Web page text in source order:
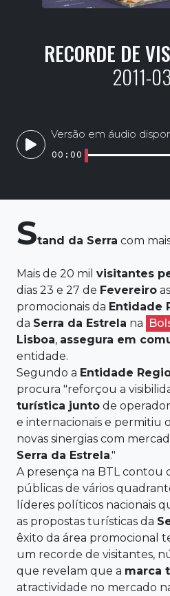
RECORDE DE
2011-
Versão em áudio
00:00
Stand da Serra com
Mais de 20 mil visitantes
dias 23 e 27 de Fevereiro
promocionais da Entidade
da Serra da Estrela na
Lisboa, assegura em
entidade.
Segundo a Entidade
procura "reforçou a
turística junto de
e internacionais e permitiu
novas sinergias com
Serra da Estrela."
A presença na BTL contou
públicas de vários
líderes políticos nacionais
as propostas turísticas da
êxito da área promocional
um recorde de visitantes,
que revelam que a marca
atractividade no mercado